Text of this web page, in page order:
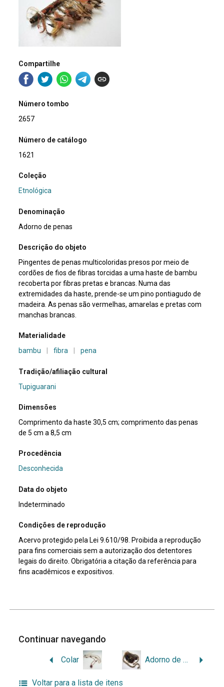
Compartilhe
Número tombo
2657
Número de catálogo
1621
Coleção
Etnológica
Denominação
Adorno de penas
Descrição do objeto
Pingentes de penas multicoloridas presos por meio de
cordões de fios de fibras torcidas a uma haste de bambu
recoberta por fibras pretas e brancas. Numa das
extremidades da haste, prende-se um pino pontiagudo de
madeira. As penas são vermelhas, amarelas e pretas com
manchas brancas.
Materialidade
bambu
fibra pena
Tradição/afiliação cultural
Tupiguarani
Dimensões
Comprimento da haste 30,5 cm; comprimento das penas
de 5 cm a 8,5 cm
Procedência
Desconhecida
Data do objeto
Indeterminado
Condições de reprodução
Acervo protegido pela Lei 9.610/98. Proibida a reprodução
para fins comerciais sem a autorização dos detentores
legais do direito. Obrigatória a citação da referência para
fins acadêmicos e expositivos.
Continuar navegando
Colar Adorno de penas
Voltar para a lista de itens